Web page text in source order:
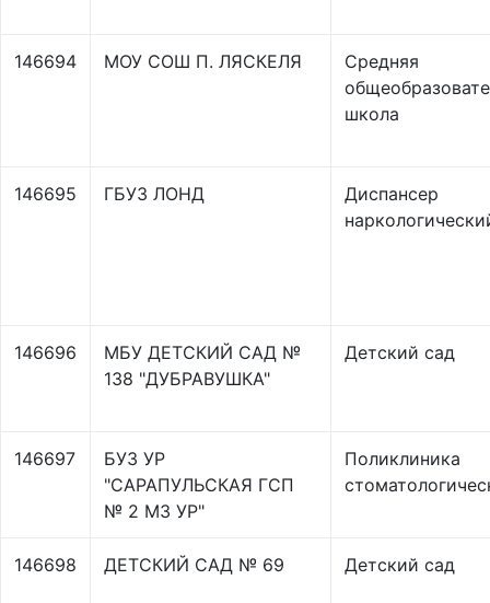
146694 МОУ СОШ П. ЛЯСКЕЛЯ
Средняя
школа
146695 ГБУЗ ЛОНД
Диспансер
146696
МБУ ДЕТСКИЙ САД №
138 "ДУБРАВУШКА"
Детский сад
146697
БУЗ УР
"САРАПУЛЬСКАЯ ГСП
№ 2 МЗ УР"
Поликлиника
146698 ДЕТСКИЙ САД № 69 Детский сад